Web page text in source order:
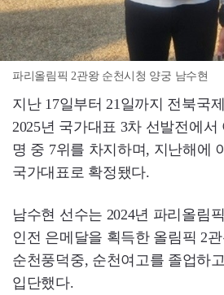
파리올림픽 2관왕 순천시청 양궁 남수현
지난 17일부터 21일까지 전북국
2025년 국가대표 3차 선발전에
명 중 7위를 차지하며, 지난해에
국가대표로 확정됐다.
남수현 선수는 2024년 파리올림
인전 은메달을 획득한 올림픽 2
순천풍덕중, 순천여고를 졸업하
입단했다.